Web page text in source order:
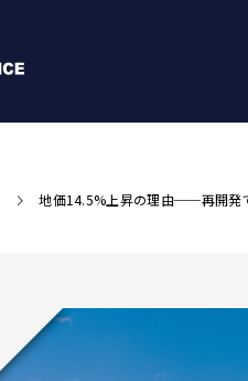
地価14.5%上昇の理由──再開発